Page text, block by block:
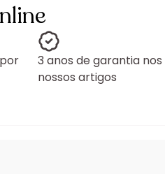
3 anos de garantia nos
nossos artigos